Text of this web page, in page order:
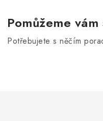
Pomůžeme
Potřebujete s něčím